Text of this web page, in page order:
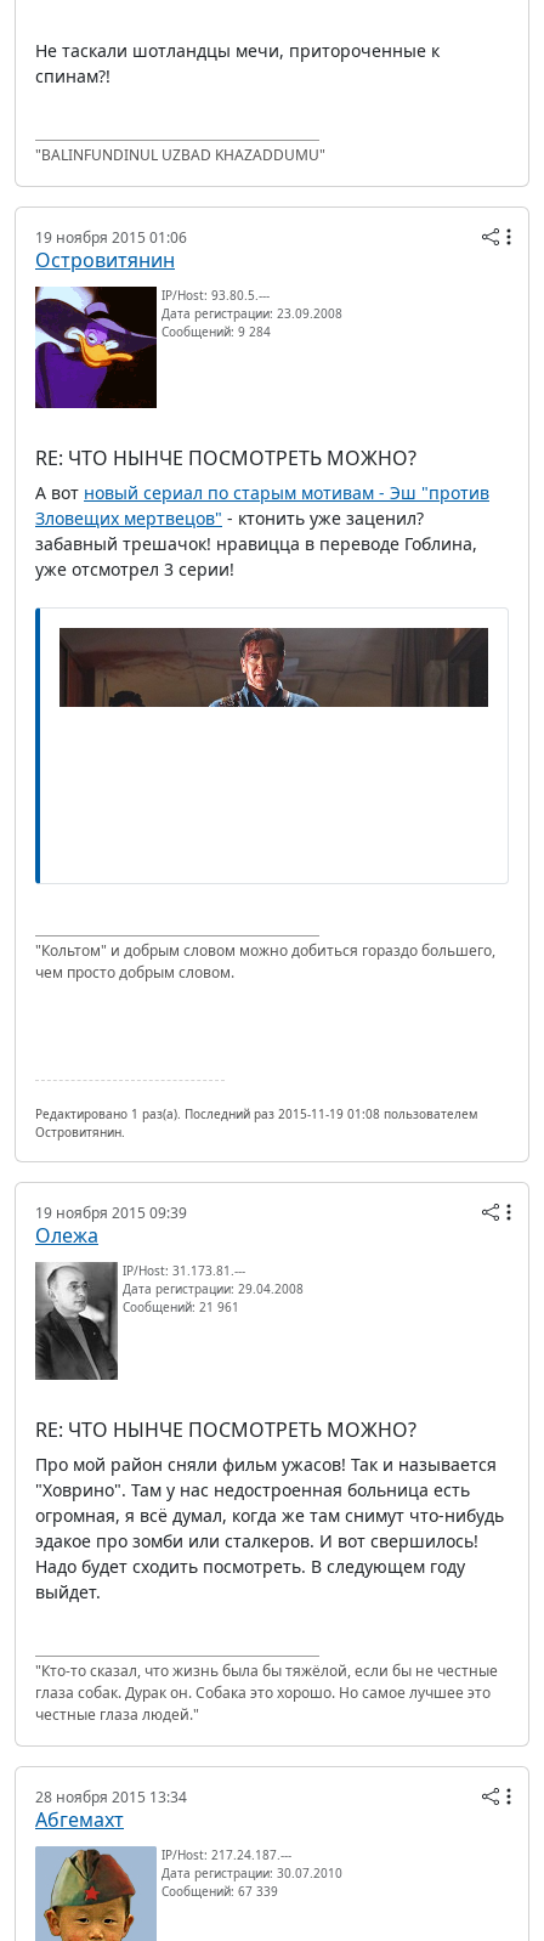
Не таскали шотландцы мечи, притороченные к
спинам?!
"BALINFUNDINUL UZBAD KHAZADDUMU"
19 ноября 2015 01:06
Островитянин
IP/Host: 93.80.5.---
Дата регистрации: 23.09.2008
Сообщений: 9 284
RE: ЧТО НЫНЧЕ ПОСМОТРЕТЬ МОЖНО?
А вот новый сериал по старым мотивам - Эш "против
Зловещих мертвецов" - ктонить уже заценил?
забавный трешачок! нравицца в переводе Гоблина,
уже отсмотрел 3 серии!
"Кольтом" и добрым словом можно добиться гораздо большего,
чем просто добрым словом.
Редактировано 1 раз(а). Последний раз 2015-11-19 01:08 пользователем
Островитянин.
19 ноября 2015 09:39
Олежа
IP/Host: 31.173.81.---
Дата регистрации: 29.04.2008
Сообщений: 21 961
RE: ЧТО НЫНЧЕ ПОСМОТРЕТЬ МОЖНО?
Про мой район сняли фильм ужасов! Так и называется
"Ховрино". Там у нас недостроенная больница есть
огромная, я всё думал, когда же там снимут что-нибудь
эдакое про зомби или сталкеров. И вот свершилось!
Надо будет сходить посмотреть. В следующем году
выйдет.
"Кто-то сказал, что жизнь была бы тяжёлой, если бы не честные
глаза собак. Дурак он. Собака это хорошо. Но самое лучшее это
честные глаза людей."
28 ноября 2015 13:34
Абгемахт
IP/Host: 217.24.187.---
Дата регистрации: 30.07.2010
Сообщений: 67 339